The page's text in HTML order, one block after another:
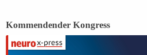
Kommendender Kongress